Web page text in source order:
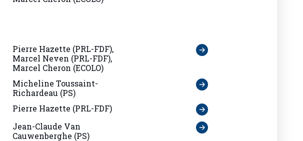
Pierre Hazette (PRL-FDF),
Marcel Neven (PRL-FDF),
Marcel Cheron (ECOLO)
Micheline Toussaint-
Richardeau (PS)
Pierre Hazette (PRL-FDF)
Jean-Claude Van
Cauwenberghe (PS)